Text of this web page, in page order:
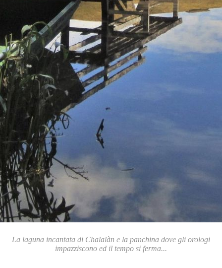
La laguna incantata di Chalalàn e la panchina dove gli orologi
impazziscono ed il tempo si ferma...